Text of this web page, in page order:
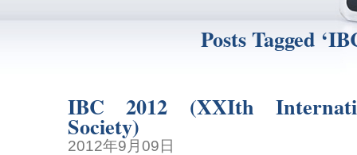
Posts Tagged
IBC 2012 (XXIth
Society)
2012年9月09日